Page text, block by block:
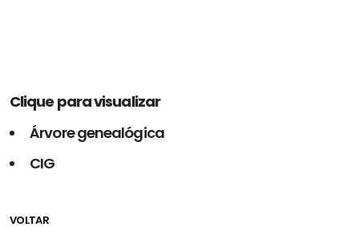
Clique para visualizar
Árvore genealógica
CIG
VOLTAR